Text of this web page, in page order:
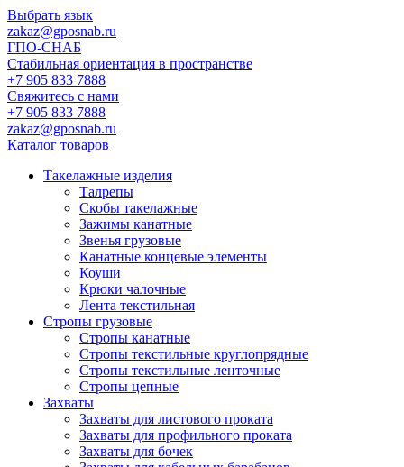
Выбрать язык
zakaz@gposnab.ru
ГПО-СНАБ
Стабильная ориентация в пространстве
+7 905 833 7888
Свяжитесь с нами
+7 905 833 7888
zakaz@gposnab.ru
Каталог товаров
Такелажные изделия
Талрепы
Скобы такелажные
Зажимы канатные
Звенья грузовые
Канатные концевые элементы
Коуши
Крюки чалочные
Лента текстильная
Стропы грузовые
Стропы канатные
Стропы текстильные круглопрядные
Стропы текстильные ленточные
Стропы цепные
Захваты
Захваты для листового проката
Захваты для профильного проката
Захваты для бочек